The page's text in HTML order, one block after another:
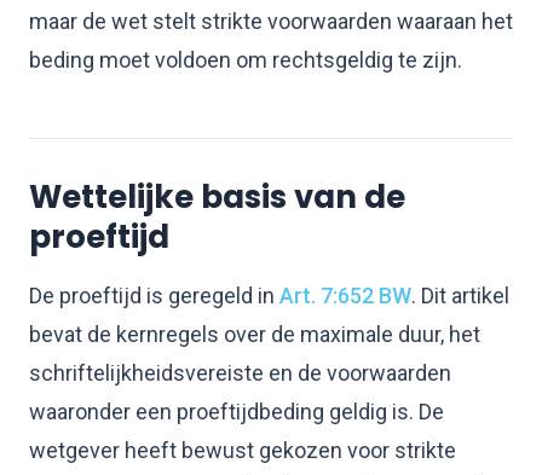
maar de wet stelt strikte voorwaarden waaraan het
beding moet voldoen om rechtsgeldig te zijn.
Wettelijke basis van de
proeftijd
De proeftijd is geregeld in Art. 7:652 BW. Dit artikel
bevat de kernregels over de maximale duur, het
schriftelijkheidsvereiste en de voorwaarden
waaronder een proeftijdbeding geldig is. De
wetgever heeft bewust gekozen voor strikte